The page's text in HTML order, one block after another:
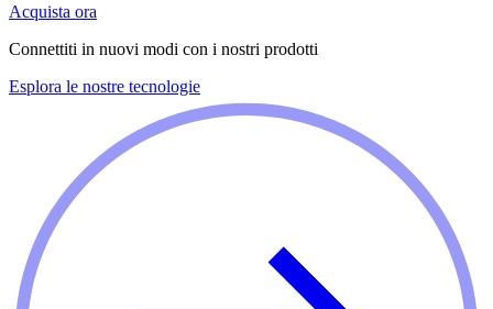
Acquista ora
Connettiti in nuovi modi con i nostri prodotti
Esplora le nostre tecnologie